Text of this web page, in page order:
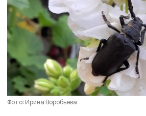
Фото: Ирина Воробьева